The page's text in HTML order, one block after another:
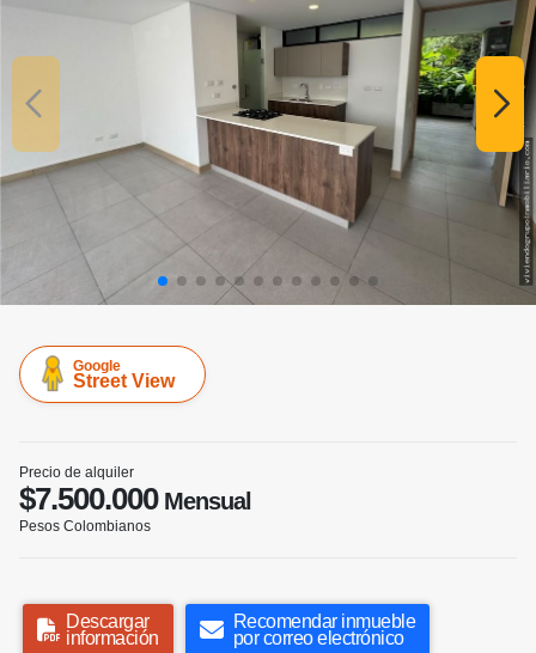
Google
Street View
Precio de alquiler
$7.500.000Mensual
Pesos Colombianos
Descargar
información
Recomendar inmueble
por correo electrónico